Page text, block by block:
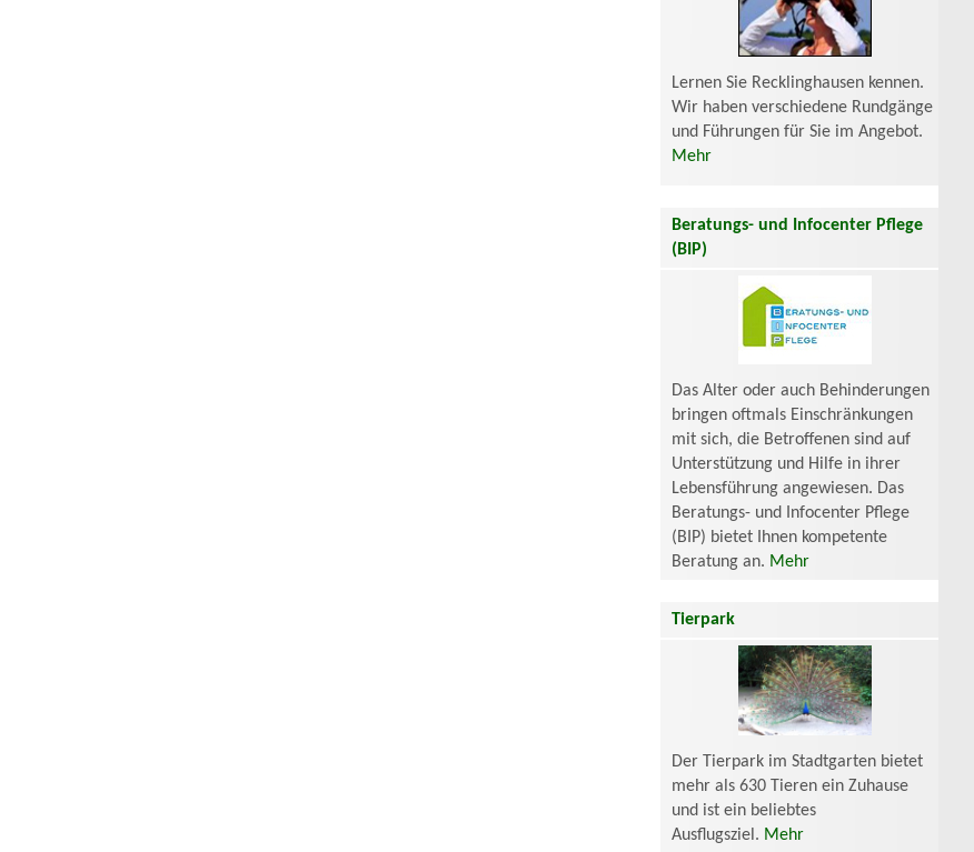
Lernen Sie Recklinghausen kennen.
Wir haben verschiedene Rundgänge
und Führungen für Sie im Angebot.
Mehr
Beratungs- und Infocenter Pflege
(BIP)
Das Alter oder auch Behinderungen
bringen oftmals Einschränkungen
mit sich, die Betroffenen sind auf
Unterstützung und Hilfe in ihrer
Lebensführung angewiesen. Das
Beratungs- und Infocenter Pflege
(BIP) bietet Ihnen kompetente
Beratung an. Mehr
Tierpark
Der Tierpark im Stadtgarten bietet
mehr als 630 Tieren ein Zuhause
und ist ein beliebtes
Ausflugsziel. Mehr